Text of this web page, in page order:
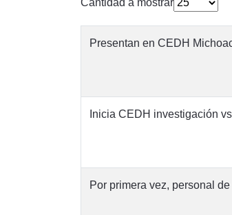
Cantidad a mostrar
Presentan en CEDH
Inicia CEDH investigación
Por primera vez, personal